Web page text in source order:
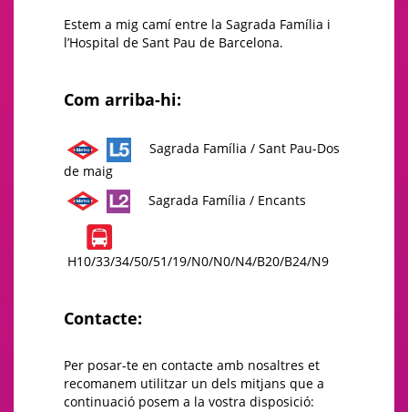
Estem a mig camí entre la Sagrada Família i
l’Hospital de Sant Pau de Barcelona.
Com arriba-hi:
Sagrada Família / Sant Pau-Dos
de maig
Sagrada Família / Encants
H10/33/34/50/51/19/N0/N0/N4/B20/B24/N9
Contacte:
Per posar-te en contacte amb nosaltres et
recomanem utilitzar un dels mitjans que a
continuació posem a la vostra disposició: